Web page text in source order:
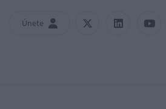
Únete